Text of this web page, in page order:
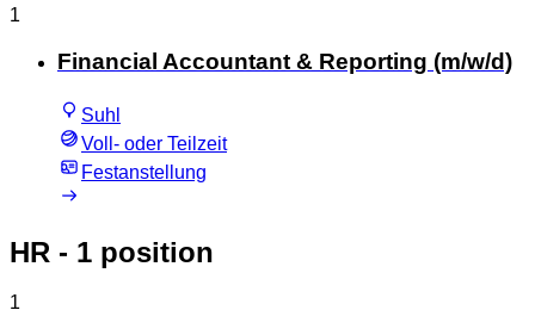
1
Financial Accountant & Reporting (m/w/d)
Suhl
Voll- oder Teilzeit
Festanstellung
HR - 1 position
1